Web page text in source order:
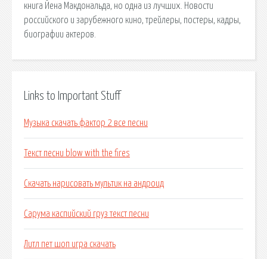
книга Йена Макдональда, но одна из лучших. Новости
российского и зарубежного кино, трейлеры, постеры, кадры,
биографии актеров.
Links to Important Stuff
Музыка скачать фактор 2 все песни
Текст песни blow with the fires
Скачать нарисовать мультик на андроид
Сарума каспийский груз текст песни
Литл пет шоп игра скачать